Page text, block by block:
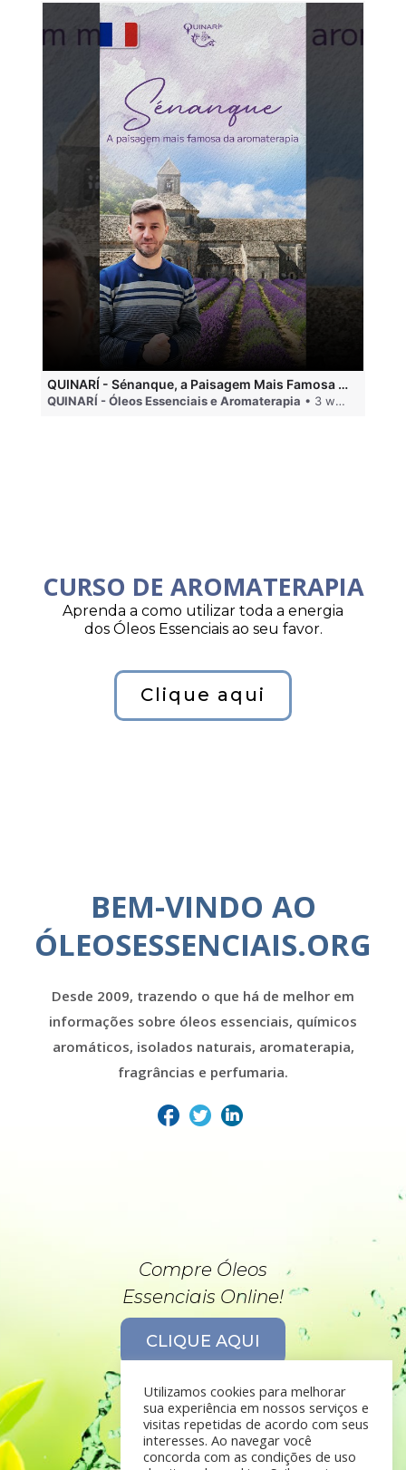
QUINARÍ - Sénanque, a Paisagem Mais Famosa da Aromaterapia
QUINARÍ - Óleos Essenciais e Aromaterapia • 3 weeks ago
CURSO DE AROMATERAPIA
Aprenda a como utilizar toda a energia
dos Óleos Essenciais ao seu favor.
Clique aqui
BEM-VINDO AO
ÓLEOSESSENCIAIS.ORG
Desde 2009, trazendo o que há de melhor em
informações sobre óleos essenciais, químicos
aromáticos, isolados naturais, aromaterapia,
fragrâncias e perfumaria.
Compre Óleos
Essenciais Online!
CLIQUE AQUI
Utilizamos cookies para melhorar
sua experiência em nossos serviços e
visitas repetidas de acordo com seus
interesses. Ao navegar você
concorda com as condições de uso